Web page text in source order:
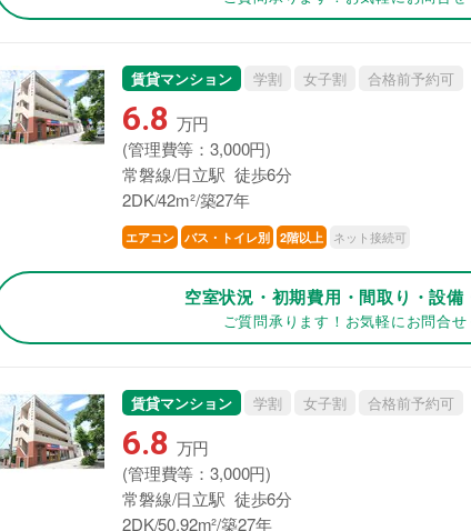
賃貸マンション 学割 女子割 合格前予約可
6.8 万円
(管理費等：3,000円)
常磐線/日立駅 徒歩6分
2DK/42m²/築27年
エアコン バス・トイレ別 2階以上 ネット接続可
空室状況・初期費用・間取り・設備
ご質問承ります！お気軽にお問合せ
賃貸マンション 学割 女子割 合格前予約可
6.8 万円
(管理費等：3,000円)
常磐線/日立駅 徒歩6分
2DK/50.92m²/築27年